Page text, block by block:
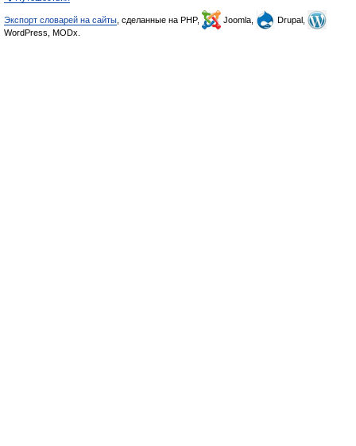
Экспорт словарей на сайты , сделанные на PHP, Joomla,
Drupal,
WordPress, MODx.